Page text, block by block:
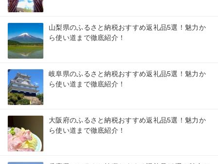
山梨県のふるさと納税おすすめ返礼品5選！魅力か
ら使い道まで徹底紹介！
岐阜県のふるさと納税おすすめ返礼品5選！魅力か
ら使い道まで徹底紹介！
大阪府のふるさと納税おすすめ返礼品5選！魅力か
ら使い道まで徹底紹介！